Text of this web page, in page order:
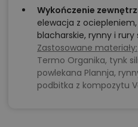
Wykończenie
elewacja z
blacharskie, rynny i rury
Zastosowane materiały:
Termo Organika, tynk
powlekana Plannja,
podbitka z kompozytu